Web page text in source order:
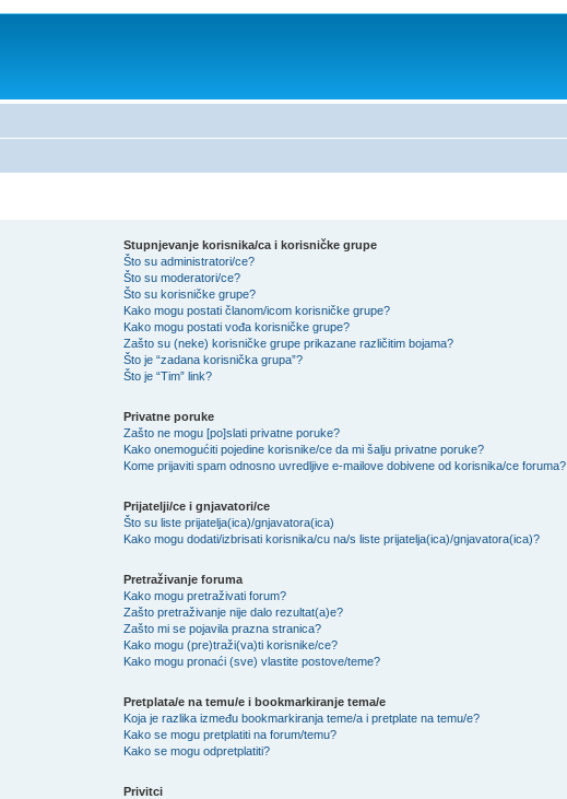
Stupnjevanje korisnika/ca i korisničke grupe
Što su administratori/ce?
Što su moderatori/ce?
Što su korisničke grupe?
Kako mogu postati članom/icom korisničke grupe?
Kako mogu postati vođa korisničke grupe?
Zašto su (neke) korisničke grupe prikazane različitim bojama?
Što je “zadana korisnička grupa”?
Što je “Tim” link?
Privatne poruke
Zašto ne mogu [po]slati privatne poruke?
Kako onemogućiti pojedine korisnike/ce da mi šalju privatne poruke?
Kome prijaviti spam odnosno uvredljive e-mailove dobivene od korisnika/ce foruma?
Prijatelji/ce i gnjavatori/ce
Što su liste prijatelja(ica)/gnjavatora(ica)
Kako mogu dodati/izbrisati korisnika/cu na/s liste prijatelja(ica)/gnjavatora(ica)?
Pretraživanje foruma
Kako mogu pretraživati forum?
Zašto pretraživanje nije dalo rezultat(a)e?
Zašto mi se pojavila prazna stranica?
Kako mogu (pre)traži(va)ti korisnike/ce?
Kako mogu pronaći (sve) vlastite postove/teme?
Pretplata/e na temu/e i bookmarkiranje tema/e
Koja je razlika između bookmarkiranja teme/a i pretplate na temu/e?
Kako se mogu pretplatiti na forum/temu?
Kako se mogu odpretplatiti?
Privitci